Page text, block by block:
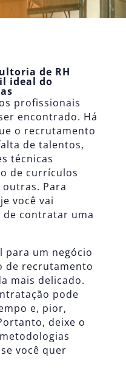
de RH
ideal do
profissionais
encontrado. Há
o recrutamento
de talentos,
técnicas
de currículos
Para
você vai
de contratar uma
para um negócio
de recrutamento
mais delicado.
pode
e, pior,
deixe o
você quer